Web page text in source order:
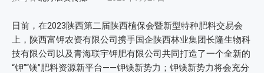
日前，在2023陕西第二届陕西植保会暨新型特种肥料交易会
上，陕西富钾农资有限公司携手国企陕西林业集团长隆生物科
技有限公司以及青海联宇钾肥有限公司共同打造了一个全新的
“钾”“镁”肥料资源新平台——钾镁新势力；钾镁新势力将会充分